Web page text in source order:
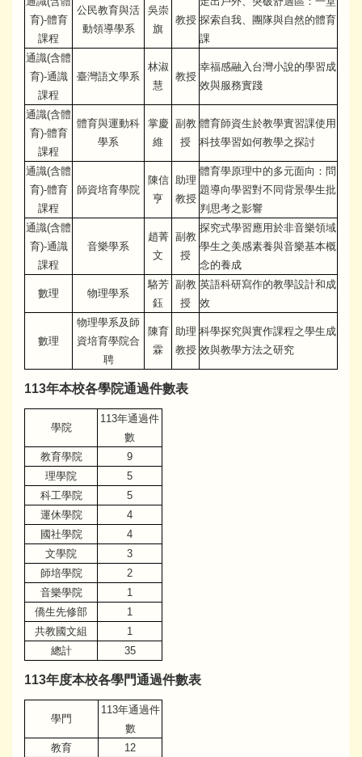
育)-體育
課程
公民教育與活
動領導學系
吳崇
旗
教授 探索自我、團隊與自然的體育
課
通識(含體
育)-通識
課程
臺灣語文學系
林淑
慧
教授
幸福感融入台灣小說的學習成
效與服務實踐
通識(含體
育)-體育
課程
體育與運動科
學系
掌慶
維
副教
授
體育師資生於教學實習課使用
科技學習如何教學之探討
通識(含體
育)-體育
課程
師資培育學院
陳信
亨
助理
教授
體育學原理中的多元面向：問
題導向學習對不同背景學生批
判思考之影響
通識(含體
育)-通識
課程
音樂學系
趙菁
文
副教
授
探究式學習應用於非音樂領域
學生之美感素養與音樂基本概
念的養成
數理 物理學系
駱芳
鈺
副教
授
英語科研寫作的教學設計和成
效
數理
物理學系及師
資培育學院合
聘
陳育
霖
助理
教授
科學探究與實作課程之學生成
效與教學方法之研究
113年本校各學院通過件數表
學院
113年通過件
數
教育學院
9
理學院
5
科工學院
5
運休學院
4
國社學院
4
文學院
3
師培學院
2
音樂學院
1
僑生先修部
1
共教國文組
1
總計
35
113年度本校各學門通過件數表
學門
113年通過件
數
教育
12